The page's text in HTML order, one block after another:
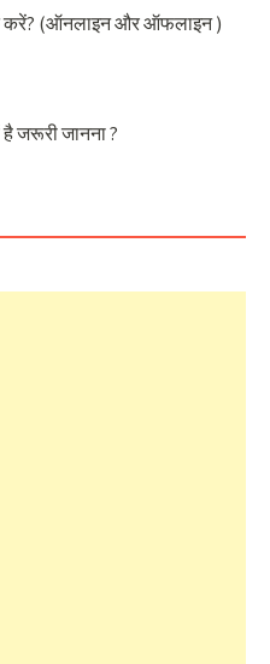
करें? (ऑनलाइन और ऑफलाइन )
जरूरी जानना ?